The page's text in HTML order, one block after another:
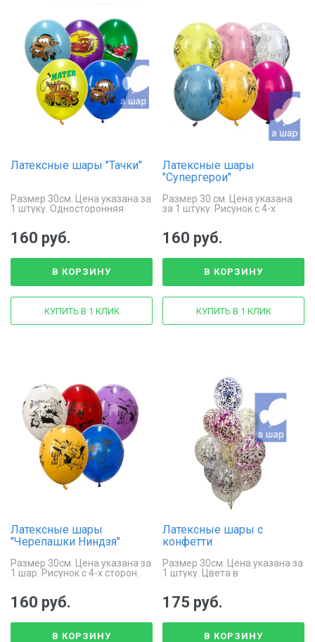
Латексные шары "Тачки"
Размер 30см. Цена указана за
1 штуку. Односторонняя
160 руб.
В КОРЗИНУ
КУПИТЬ В 1 КЛИК
Латексные шары
"Супергерои"
Размер 30 см. Цена указана
за 1 штуку. Рисунок с 4-х
160 руб.
В КОРЗИНУ
КУПИТЬ В 1 КЛИК
Латексные шары
"Черепашки Ниндзя"
Размер 30см. Цена указана за
1 шар. Рисунок с 4-х сторон.
160 руб.
В КОРЗИНУ
Латексные шары с
конфетти
Размер 30см. Цена указана за
1 штуку. Цвета в
175 руб.
В КОРЗИНУ